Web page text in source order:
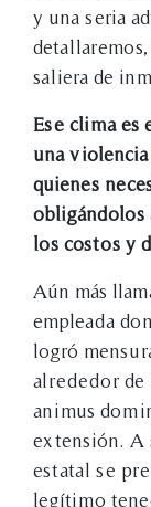
y una seria
saliera de
Ese clima es
una
quienes
obligándolos
los costos y
Aún más
empleada
logró
alrededor de
animus
extensión. A
estatal se
legítimo